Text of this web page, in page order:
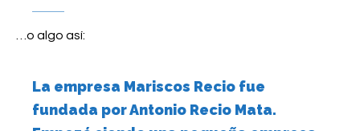
…o algo así:
La empresa Mariscos Recio fue
fundada por Antonio Recio Mata.